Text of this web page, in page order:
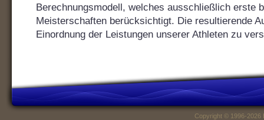
Berechnungsmodell, welches ausschließlich erste
Meisterschaften berücksichtigt. Die resultierende
Einordnung der Leistungen unserer Athleten zu
Copyright © 1996-2026